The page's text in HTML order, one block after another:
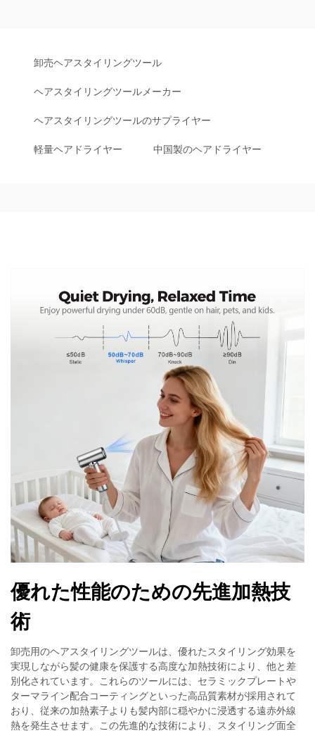
卸売ヘアスタイリングツール
ヘアスタイリングツールメーカー
ヘアスタイリングツールのサプライヤー
軽量ヘアドライヤー 中国製のヘアドライヤー
優れた性能のための先進加熱技
術
卸売用のヘアスタイリングツールは、優れたスタイリング効果を
実現しながら髪の健康を保護する高度な加熱技術により、他と差
別化されています。これらのツールには、セラミックプレートや
ターマライン配合コーティングといった高品質素材が採用されて
おり、従来の加熱素子よりも髪内部に穏やかに浸透する遠赤外線
熱を発生させます。この先進的な技術により、スタイリング面全